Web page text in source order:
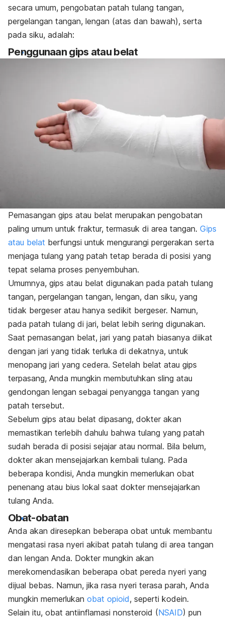
secara umum, pengobatan patah tulang tangan,
pergelangan tangan, lengan (atas dan bawah), serta
pada siku, adalah:
Penggunaan gips atau belat
Pemasangan gips atau belat merupakan pengobatan
paling umum untuk fraktur, termasuk di area tangan. Gips
atau belat berfungsi untuk mengurangi pergerakan serta
menjaga tulang yang patah tetap berada di posisi yang
tepat selama proses penyembuhan.
Umumnya, gips atau belat digunakan pada patah tulang
tangan, pergelangan tangan, lengan, dan siku, yang
tidak bergeser atau hanya sedikit bergeser. Namun,
pada patah tulang di jari, belat lebih sering digunakan.
Saat pemasangan belat, jari yang patah biasanya diikat
dengan jari yang tidak terluka di dekatnya, untuk
menopang jari yang cedera. Setelah belat atau gips
terpasang, Anda mungkin membutuhkan sling atau
gendongan lengan sebagai penyangga tangan yang
patah tersebut.
Sebelum gips atau belat dipasang, dokter akan
memastikan terlebih dahulu bahwa tulang yang patah
sudah berada di posisi sejajar atau normal. Bila belum,
dokter akan mensejajarkan kembali tulang. Pada
beberapa kondisi, Anda mungkin memerlukan obat
penenang atau bius lokal saat dokter mensejajarkan
tulang Anda.
Obat-obatan
Anda akan diresepkan beberapa obat untuk membantu
mengatasi rasa nyeri akibat patah tulang di area tangan
dan lengan Anda. Dokter mungkin akan
merekomendasikan beberapa obat pereda nyeri yang
dijual bebas. Namun, jika rasa nyeri terasa parah, Anda
mungkin memerlukan obat opioid, seperti kodein.
Selain itu, obat antiinflamasi nonsteroid (NSAID) pun